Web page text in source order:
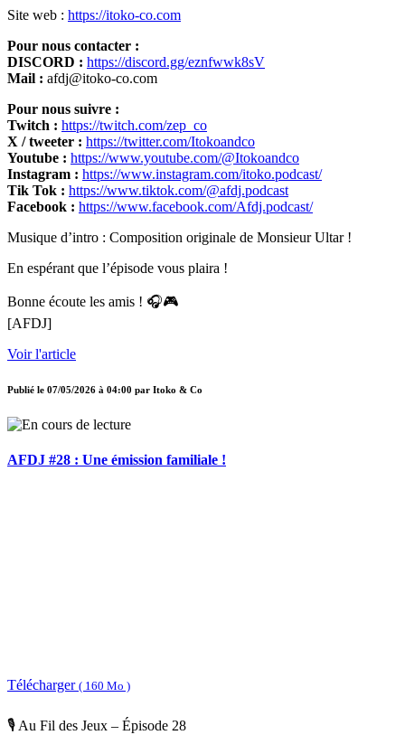
Site web : https://itoko-co.com
Pour nous contacter :
DISCORD : https://discord.gg/eznfwwk8sV
Mail : afdj@itoko-co.com
Pour nous suivre :
Twitch : https://twitch.com/zep_co
X / tweeter : https://twitter.com/Itokoandco
Youtube : https://www.youtube.com/@Itokoandco
Instagram : https://www.instagram.com/itoko.podcast/
Tik Tok : https://www.tiktok.com/@afdj.podcast
Facebook : https://www.facebook.com/Afdj.podcast/
Musique d’intro : Composition originale de Monsieur Ultar !
En espérant que l’épisode vous plaira !
Bonne écoute les amis ! 🎧🎮
[AFDJ]
Voir l'article
Publié le 07/05/2026 à 04:00 par Itoko & Co
AFDJ #28 : Une émission familiale !
Télécharger ( 160 Mo )
🎙️ Au Fil des Jeux – Épisode 28